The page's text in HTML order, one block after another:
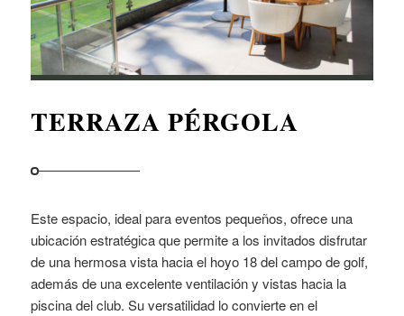
TERRAZA PÉRGOLA
Este espacio, ideal para eventos pequeños, ofrece una
ubicación estratégica que permite a los invitados disfrutar
de una hermosa vista hacia el hoyo 18 del campo de golf,
además de una excelente ventilación y vistas hacia la
piscina del club. Su versatilidad lo convierte en el